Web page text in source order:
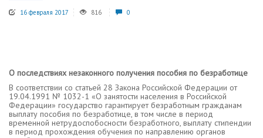
16 февраля 2017 816 0
О последствиях незаконного получения пособия по безработице
В соответствии со статьей 28 Закона Российской Федерации от
19.04.1991 № 1032-1 «О занятости населения в Российской
Федерации» государство гарантирует безработным гражданам
выплату пособия по безработице, в том числе в период
временной нетрудоспобосности безработного, выплату стипендии
в период прохождения обучения по направлению органов